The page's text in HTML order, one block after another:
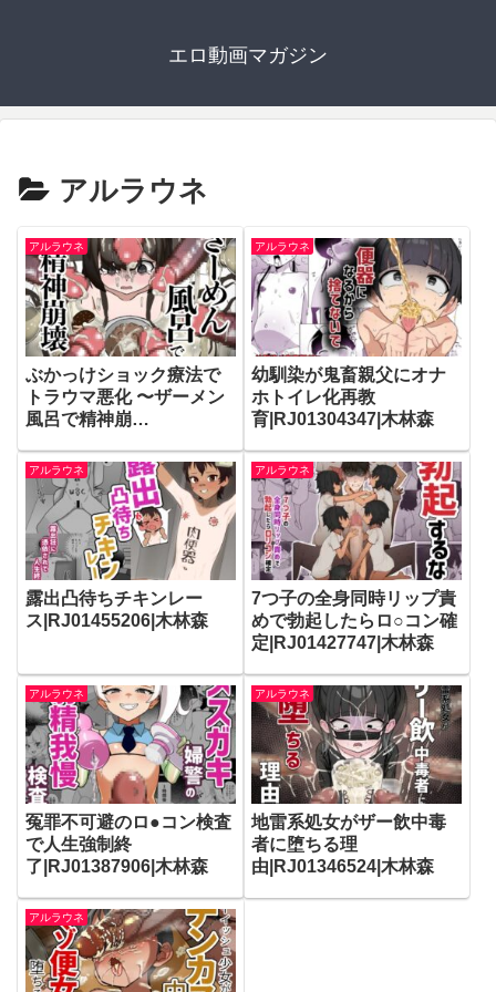
エロ動画マガジン
アルラウネ
アルラウネ
ぶかっけショック療法で
トラウマ悪化 〜ザーメン
風呂で精神崩
アルラウネ
幼馴染が鬼畜親父にオナ
ホトイレ化再教
育|RJ01304347|木林森
アルラウネ
露出凸待ちチキンレー
ス|RJ01455206|木林森
アルラウネ
7つ子の全身同時リップ責
めで勃起したらロ○コン確
定|RJ01427747|木林森
アルラウネ
冤罪不可避のロ●コン検査
で人生強制終
了|RJ01387906|木林森
アルラウネ
地雷系処女がザー飲中毒
者に堕ちる理
由|RJ01346524|木林森
アルラウネ